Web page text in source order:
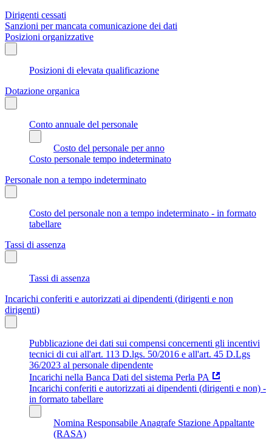
Dirigenti cessati
Sanzioni per mancata comunicazione dei dati
Posizioni organizzative
Posizioni di elevata qualificazione
Dotazione organica
Conto annuale del personale
Costo del personale per anno
Costo personale tempo indeterminato
Personale non a tempo indeterminato
Costo del personale non a tempo indeterminato - in formato
tabellare
Tassi di assenza
Tassi di assenza
Incarichi conferiti e autorizzati ai dipendenti (dirigenti e non
dirigenti)
Pubblicazione dei dati sui compensi concernenti gli incentivi
tecnici di cui all'art. 113 D.lgs. 50/2016 e all'art. 45 D.Lgs
36/2023 al personale dipendente
Incarichi nella Banca Dati del sistema Perla PA
Incarichi conferiti e autorizzati ai dipendenti (dirigenti e non) -
in formato tabellare
Nomina Responsabile Anagrafe Stazione Appaltante
(RASA)